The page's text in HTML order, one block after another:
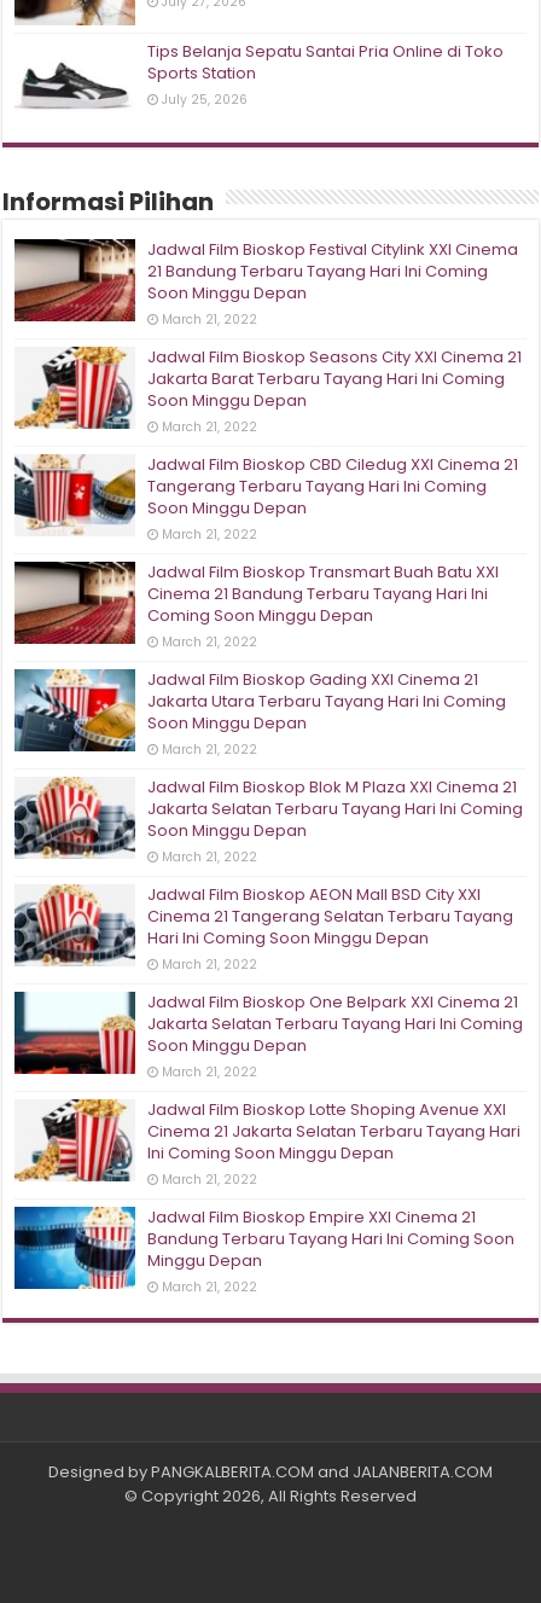
Tips Belanja Sepatu Santai Pria Online di Toko
Sports Station
July 25, 2026
Informasi Pilihan
Jadwal Film Bioskop Festival Citylink XXI Cinema
21 Bandung Terbaru Tayang Hari Ini Coming
Soon Minggu Depan
March 21, 2022
Jadwal Film Bioskop Seasons City XXI Cinema 21
Jakarta Barat Terbaru Tayang Hari Ini Coming
Soon Minggu Depan
March 21, 2022
Jadwal Film Bioskop CBD Ciledug XXI Cinema 21
Tangerang Terbaru Tayang Hari Ini Coming
Soon Minggu Depan
March 21, 2022
Jadwal Film Bioskop Transmart Buah Batu XXI
Cinema 21 Bandung Terbaru Tayang Hari Ini
Coming Soon Minggu Depan
March 21, 2022
Jadwal Film Bioskop Gading XXI Cinema 21
Jakarta Utara Terbaru Tayang Hari Ini Coming
Soon Minggu Depan
March 21, 2022
Jadwal Film Bioskop Blok M Plaza XXI Cinema 21
Jakarta Selatan Terbaru Tayang Hari Ini Coming
Soon Minggu Depan
March 21, 2022
Jadwal Film Bioskop AEON Mall BSD City XXI
Cinema 21 Tangerang Selatan Terbaru Tayang
Hari Ini Coming Soon Minggu Depan
March 21, 2022
Jadwal Film Bioskop One Belpark XXI Cinema 21
Jakarta Selatan Terbaru Tayang Hari Ini Coming
Soon Minggu Depan
March 21, 2022
Jadwal Film Bioskop Lotte Shoping Avenue XXI
Cinema 21 Jakarta Selatan Terbaru Tayang Hari
Ini Coming Soon Minggu Depan
March 21, 2022
Jadwal Film Bioskop Empire XXI Cinema 21
Bandung Terbaru Tayang Hari Ini Coming Soon
Minggu Depan
March 21, 2022
Designed byPANGKALBERITA.COM and JALANBERITA.COM
© Copyright 2026, All Rights Reserved